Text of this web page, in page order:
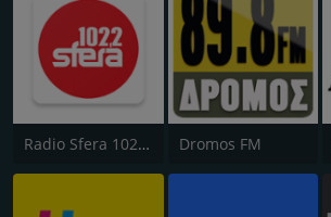
Radio Sfera 102.2 FM Dromos FM